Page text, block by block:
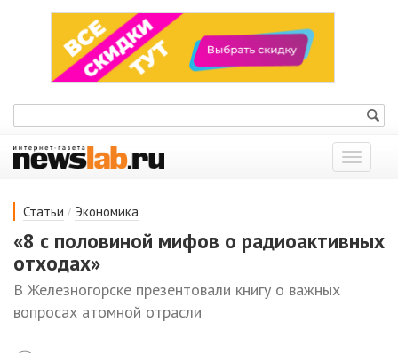
Показать
меню
Статьи / Экономика
«8 с половиной мифов о радиоактивных
отходах»
В Железногорске презентовали книгу о важных
вопросах атомной отрасли